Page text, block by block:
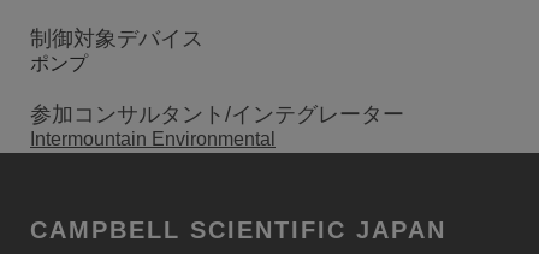
制御対象デバイス
ポンプ
参加コンサルタント/インテグレーター
Intermountain Environmental
CAMPBELL SCIENTIFIC JAPAN